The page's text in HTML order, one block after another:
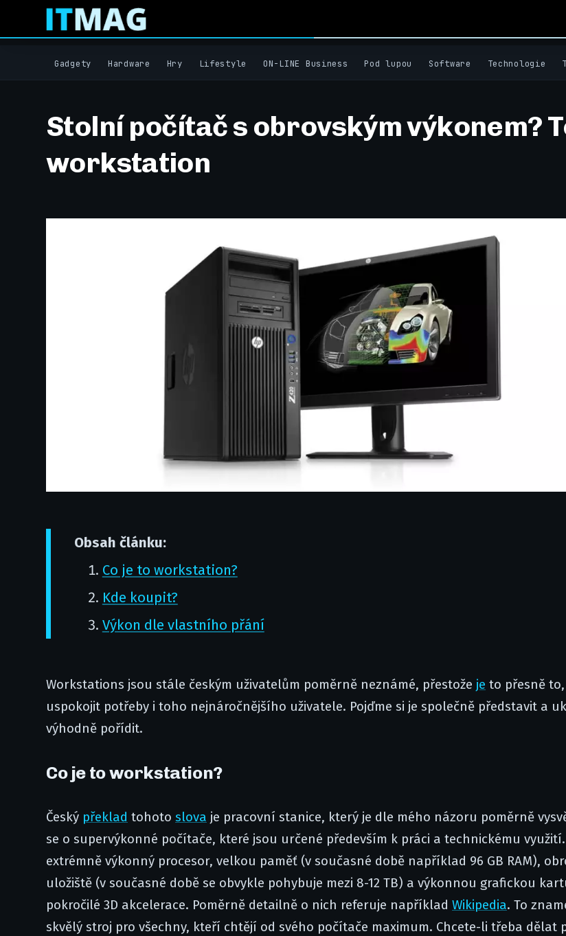
Gadgety Hardware Hry Lifestyle ON-LINE Business Pod lupou Software Technologie
Stolní počítač s obrovským výkonem?
workstation
Obsah článku:
Co je to workstation?
Kde koupit?
Výkon dle vlastního přání
Workstations jsou stále českým uživatelům poměrně neznámé, přestože je to přesně to,
uspokojit potřeby i toho nejnáročnějšího uživatele. Pojďme si je společně představit a
výhodně pořídit.
Co je to workstation?
Český překlad tohoto slova je pracovní stanice, který je dle mého názoru poměrně
se o supervýkonné počítače, které jsou určené především k práci a technickému
extrémně výkonný procesor, velkou paměť (v současné době například 96 GB RAM),
uložiště (v současné době se obvykle pohybuje mezi 8-12 TB) a výkonnou grafickou
pokročilé 3D akcelerace. Poměrně detailně o nich referuje například Wikipedia. To
skvělý stroj pro všechny, kteří chtějí od svého počítače maximum. Chcete-li třeba dělat